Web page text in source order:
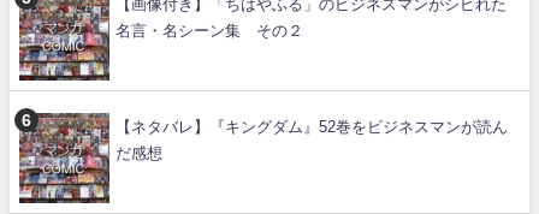
【画像付き】「ちはやふる」のビジネスマンがシビれた
名言・名シーン集 その２
【ネタバレ】『キングダム』52巻をビジネスマンが読ん
だ感想